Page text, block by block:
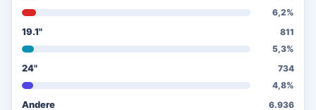
6,2%
19.1"
811
5,3%
24"
734
4,8%
Andere
6.936